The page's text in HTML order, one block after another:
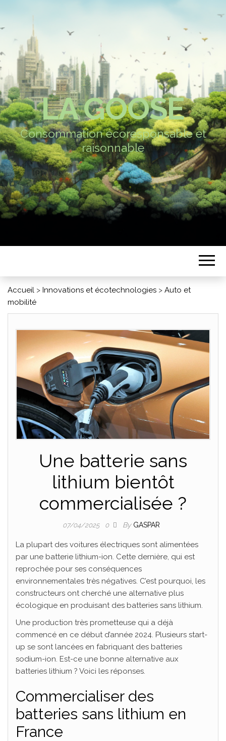
LA GOOSE
Consommation écoresponsable et
raisonnable
Accueil > Innovations et écotechnologies > Auto et
mobilité
Une batterie sans
lithium bientôt
commercialisée ?
07/04/2025 0 By GASPAR
La plupart des voitures électriques sont alimentées
par une batterie lithium-ion. Cette dernière, qui est
reprochée pour ses conséquences
environnementales très négatives. C’est pourquoi, les
constructeurs ont cherché une alternative plus
écologique en produisant des batteries sans lithium.
Une production très prometteuse qui a déjà
commencé en ce début d’année 2024. Plusieurs start-
up se sont lancées en fabriquant des batteries
sodium-ion. Est-ce une bonne alternative aux
batteries lithium ? Voici les réponses.
Commercialiser des
batteries sans lithium en
France